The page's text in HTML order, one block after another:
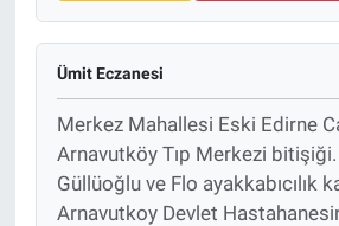
Ümit Eczanesi
Merkez Mahallesi Eski Edirne
Arnavutköy Tıp Merkezi
Güllüoğlu ve Flo ayakkabıcılık
Arnavutkoy Devlet